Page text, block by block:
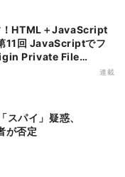
11回 JavaScriptでフ
Private File
連載
パイ」疑惑、
が否定